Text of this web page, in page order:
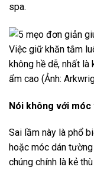
spa.
Việc giữ khăn tắm
không hề dễ, nhất
ẩm cao (Ảnh:
Nói không với
Sai lầm này là phổ
hoặc móc dán
chúng chính là kẻ